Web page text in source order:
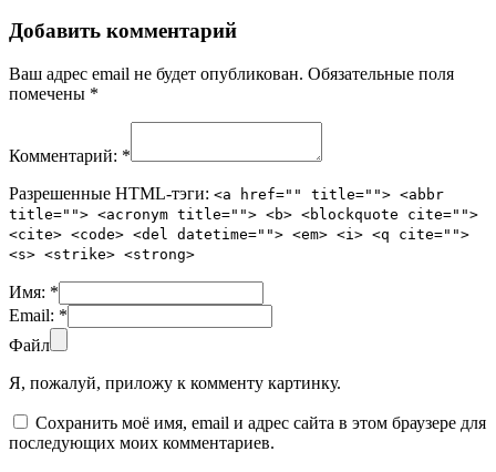
Добавить комментарий
Ваш адрес email не будет опубликован. Обязательные поля
помечены *
Комментарий: *
Разрешенные HTML-тэги: <a href="" title=""> <abbr
title=""> <acronym title=""> <b> <blockquote cite="">
<cite> <code> <del datetime=""> <em> <i> <q cite="">
<s> <strike> <strong>
Имя: *
Email: *
Файл
Я, пожалуй, приложу к комменту картинку.
Сохранить моё имя, email и адрес сайта в этом браузере для
последующих моих комментариев.